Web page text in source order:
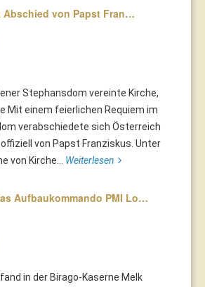
Abschied von Papst Fran…
Stephansdom vereinte Kirche,
Mit einem feierlichen Requiem im
verabschiedete sich Österreich
von Papst Franziskus. Unter
von Kirche... Weiterlesen
Aufbaukommando PMI Lo…
in der Birago-Kaserne Melk